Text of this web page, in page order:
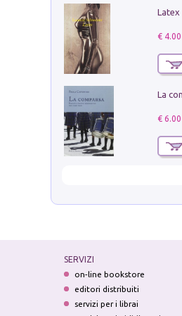
Latex
€ 4.00
€ 6.00
SERVIZI
on-line bookstore
editori distribuiti
servizi per i librai